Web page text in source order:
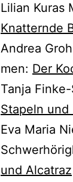
Lilian Kuras
Knatternde
Andrea
men: Der
Tanja
Stapeln und
Eva Maria
und Alcatraz